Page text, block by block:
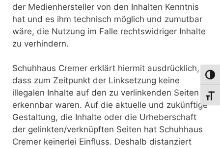
der Medienhersteller von den Inhalten Kenntnis
hat und es ihm technisch möglich und zumutbar
wäre, die Nutzung im Falle rechtswidriger Inhalte
zu verhindern.
Schuhhaus Cremer erklärt hiermit ausdrücklich,
dass zum Zeitpunkt der Linksetzung keine
illegalen Inhalte auf den zu verlinkenden Seiten
erkennbar waren. Auf die aktuelle und zukünftige
Gestaltung, die Inhalte oder die Urheberschaft
der gelinkten/verknüpften Seiten hat Schuhhaus
Cremer keinerlei Einfluss. Deshalb distanziert